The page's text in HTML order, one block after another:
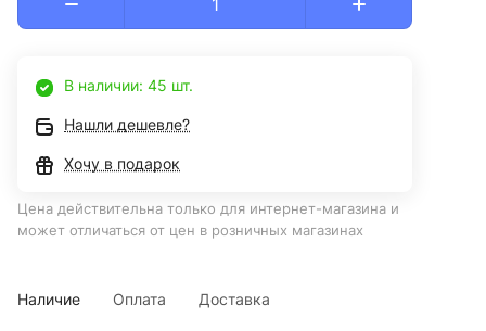
В наличии: 45 шт.
Нашли дешевле?
Хочу в подарок
Цена действительна только для интернет-магазина и
может отличаться от цен в розничных магазинах
Наличие Оплата Доставка